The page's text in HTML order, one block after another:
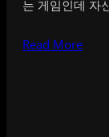
는 게임인데 자
Read More